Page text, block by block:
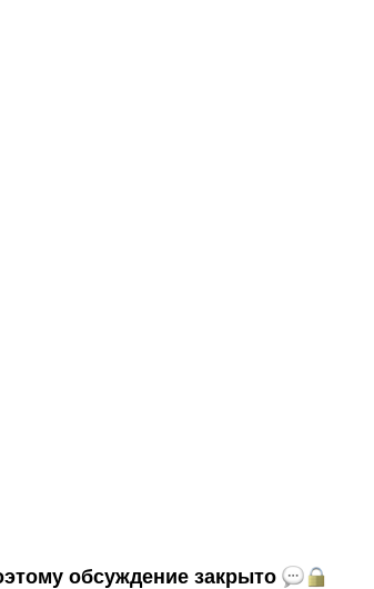
обсуждение закрыто